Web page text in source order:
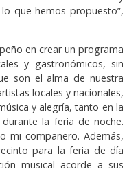
que hemos propuesto”,
en crear un programa
y gastronómicos, sin
son el alma de nuestra
locales y nacionales,
y alegría, tanto en la
la feria de noche.
mi compañero. Además,
para la feria de día
musical acorde a sus